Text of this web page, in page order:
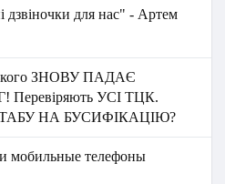
дзвіночки для нас" - Артем
ЗНОВУ ПАДАЄ
Перевіряють УСІ ТЦК.
ТАБУ НА БУСИФІКАЦІЮ?
мобильные телефоны